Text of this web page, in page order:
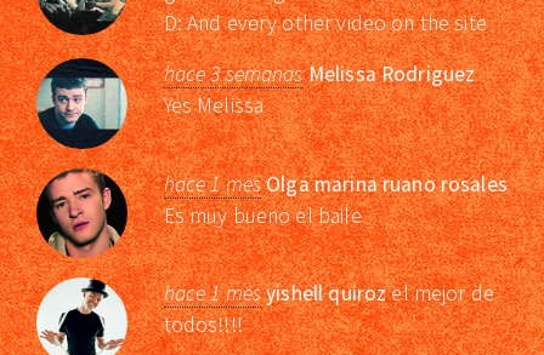
D: And every other video on the site
hace 3 semanasMelissa Rodriguez
Yes Melissa
hace 1 mesOlga marina ruano rosales
Es muy bueno el baile
hace 1 mesyishell quirozel mejor de
todos!!!!